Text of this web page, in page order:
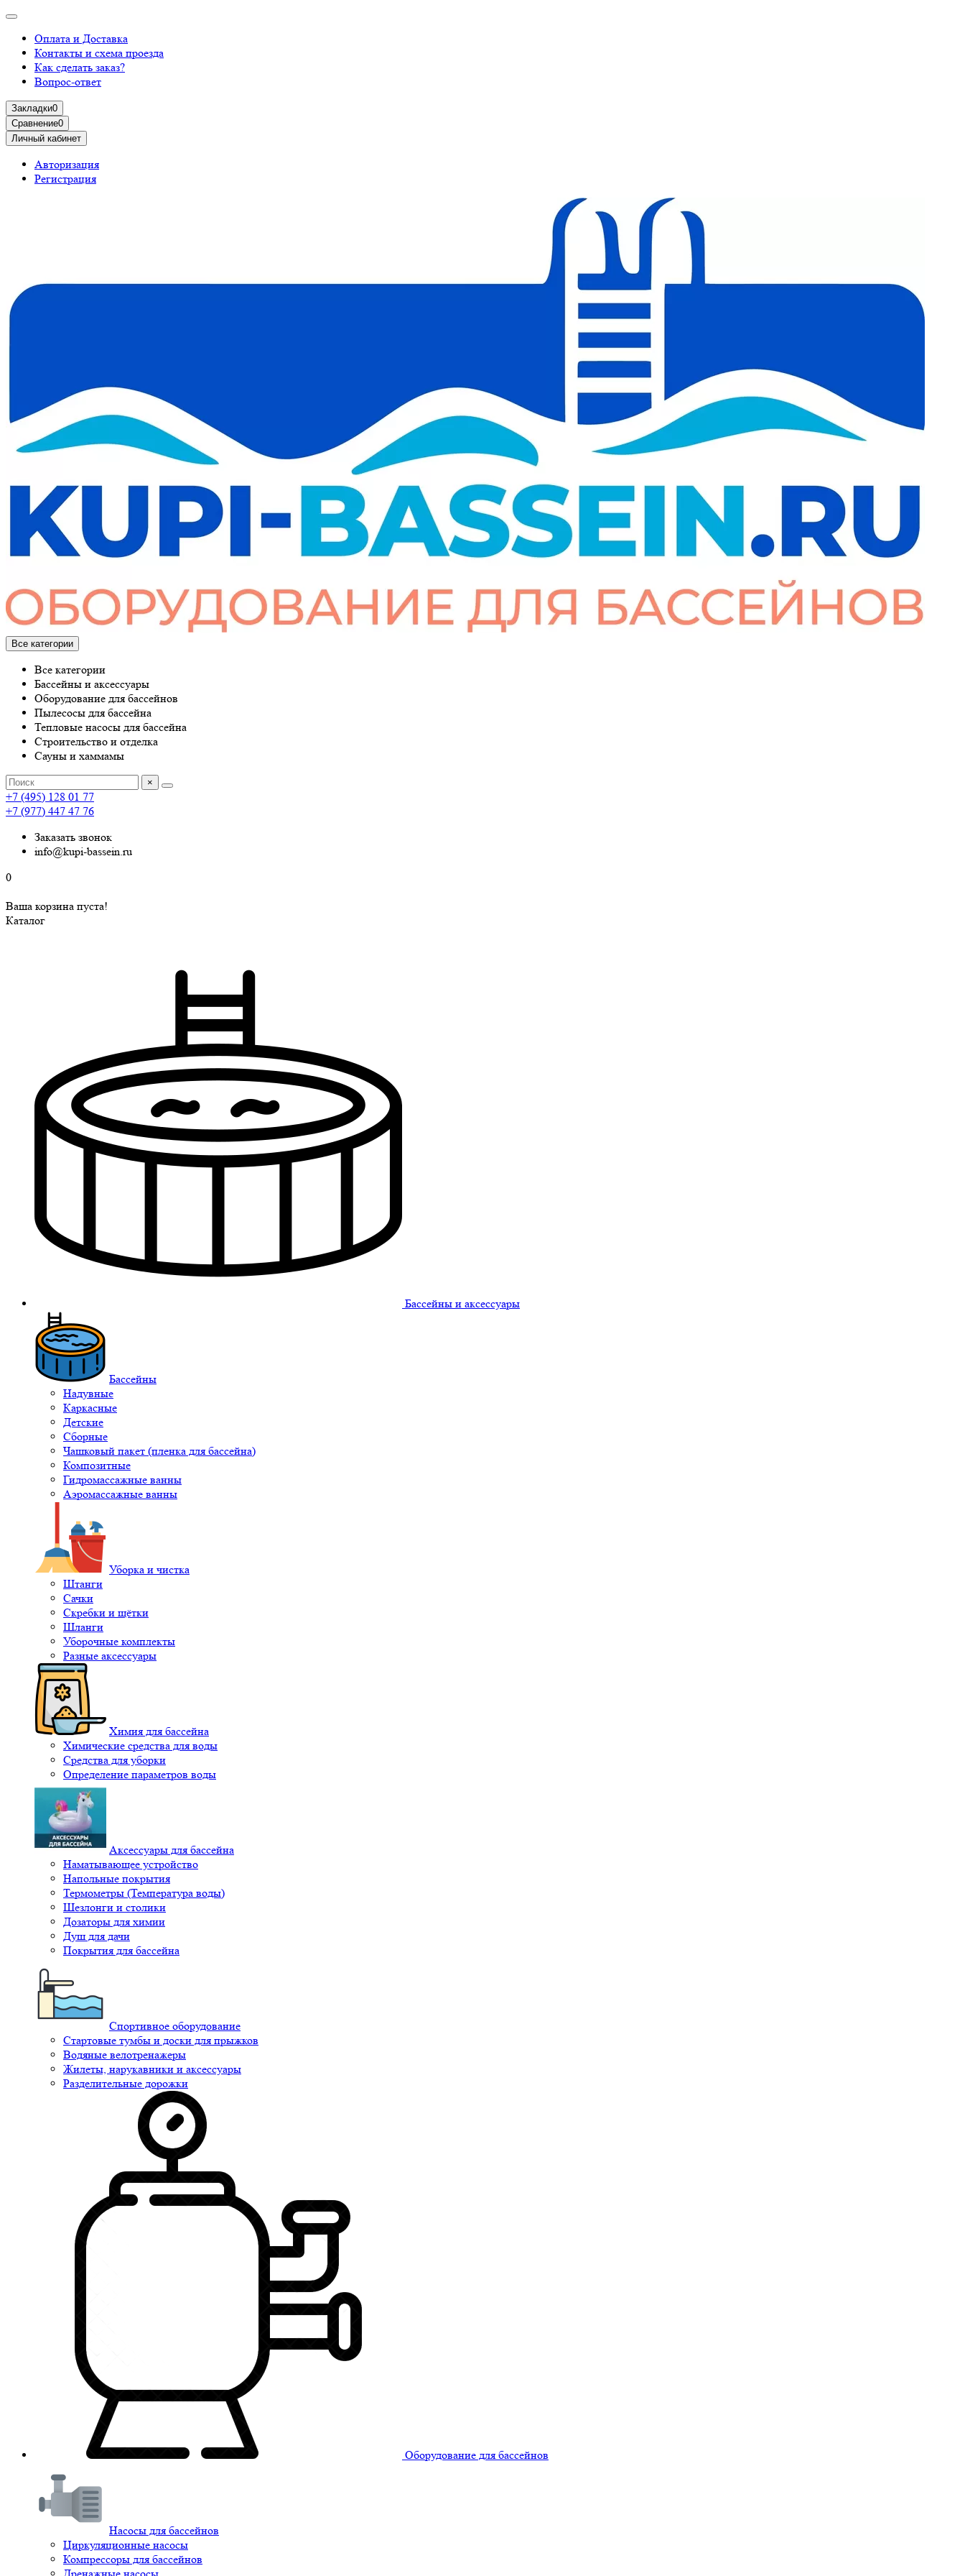
Оплата и Доставка
Контакты и схема проезда
Как сделать заказ?
Вопрос-ответ
Закладки0
Сравнение0
Личный кабинет
Авторизация
Регистрация
Все категории
Все категории
Бассейны и аксессуары
Оборудование для бассейнов
Пылесосы для бассейна
Тепловые насосы для бассейна
Строительство и отделка
Сауны и хаммамы
×
+7 (495) 128 01 77
+7 (977) 447 47 76
Заказать звонок
info@kupi-bassein.ru
0
Ваша корзина пуста!
Каталог
Бассейны и аксессуары
Бассейны
Надувные
Каркасные
Детские
Сборные
Чашковый пакет (пленка для бассейна)
Композитные
Гидромассажные ванны
Аэромассажные ванны
Уборка и чистка
Штанги
Сачки
Скребки и щётки
Шланги
Уборочные комплекты
Разные аксессуары
Химия для бассейна
Химические средства для воды
Средства для уборки
Определение параметров воды
Аксессуары для бассейна
Наматывающее устройство
Напольные покрытия
Термометры (Температура воды)
Шезлонги и столики
Дозаторы для химии
Душ для дачи
Покрытия для бассейна
Спортивное оборудование
Стартовые тумбы и доски для прыжков
Водяные велотренажеры
Жилеты, нарукавники и аксессуары
Разделительные дорожки
Оборудование для бассейнов
Насосы для бассейнов
Циркуляционные насосы
Компрессоры для бассейнов